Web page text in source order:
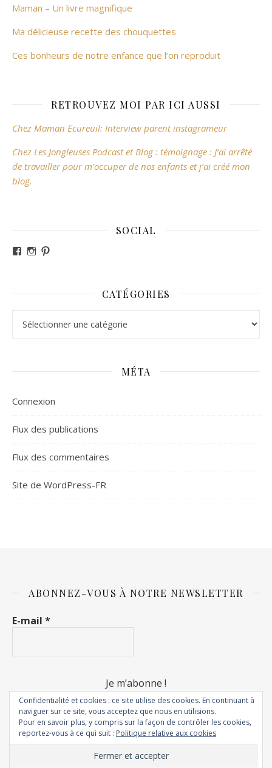
Maman – Un livre magnifique
Ma délicieuse recette des chouquettes
Ces bonheurs de notre enfance que l’on reproduit
RETROUVEZ MOI PAR ICI AUSSI
Chez Maman Ecureuil: Interview parent instagrameur
Chez Les Jongleuses Podcast et Blog : témoignage : J’ai arrêté
de travailler pour m’occuper de nos enfants et j’ai créé mon
blog.
SOCIAL
Voir le profil de revesdefripouilles sur Facebook
Voir le profil de claire_revesdefripouilles sur
CATÉGORIES
MÉTA
Connexion
Flux des publications
Flux des commentaires
Site de WordPress-FR
ABONNEZ-VOUS À NOTRE NEWSLETTER
E-mail *
© 2018 - Rêves de fripouilles. Tous droits réservés.
Thème Ashe parWP Royal
Confidentialité et cookies : ce site utilise des cookies. En continuant à
naviguer sur ce site, vous acceptez que nous en utilisions.
Pour en savoir plus, y compris sur la façon de contrôler les cookies,
reportez-vous à ce qui suit : Politique relative aux cookies